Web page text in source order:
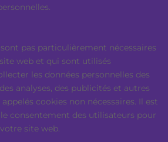
pas particulièrement nécessaires
web et qui sont utilisés
les données personnelles des
analyses, des publicités et autres
cookies non nécessaires. Il est
consentement des utilisateurs pour
site web.